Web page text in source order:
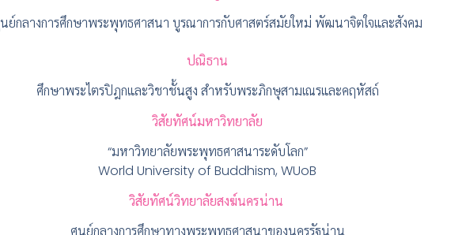
ย์กลางการศึกษาพระพุทธศาสนา บูรณาการกับศาสตร์สมัยใหม่ พัฒนาจิตใจและสังคม
ปณิธาน
ศึกษาพระไตรปิฎกและวิชาชั้นสูง สำหรับพระภิกษุสามเณรและคฤหัสถ์
วิสัยทัศน์มหาวิทยาลัย
“มหาวิทยาลัยพระพุทธศาสนาระดับโลก”
World University of Buddhism, WUoB
วิสัยทัศน์วิทยาลัยสงฆ์นครน่าน